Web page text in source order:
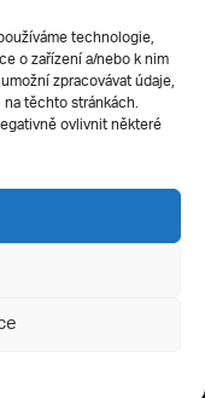
technologie,
o zařízení a/nebo k nim
zpracovávat údaje,
těchto stránkách.
ovlivnit některé